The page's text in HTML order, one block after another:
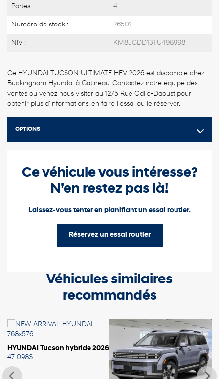
Portes : 4
Numéro de stock : 26501
NIV : KM8JCDD13TU498998
Ce HYUNDAI TUCSON ULTIMATE HEV 2026 est disponible chez
Buckingham Hyundai à Gatineau. Contactez notre équipe des
ventes ou venez nous visiter au 1275 Rue Odile-Daoust pour
obtenir plus d'informations, en faire l'essai ou le réserver.
OPTIONS
Ce véhicule vous intéresse?
N’en restez pas là!
Laissez-vous tenter en planifiant un essai routier.
Réservez un essai routier
Véhicules similaires
recommandés
HYUNDAI Tucson hybride 2026
47 098$